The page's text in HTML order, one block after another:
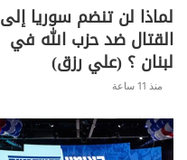
لماذا لن تنضم سوريا إلى
القتال ضد حزب الله في
لبنان ؟ (علي رزق)
منذ 11 ساعة